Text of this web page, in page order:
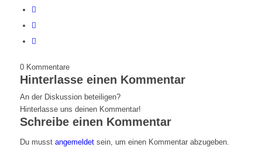
0 Kommentare
Hinterlasse einen Kommentar
An der Diskussion beteiligen?
Hinterlasse uns deinen Kommentar!
Schreibe einen Kommentar
Du musst angemeldetsein, um einen Kommentar abzugeben.